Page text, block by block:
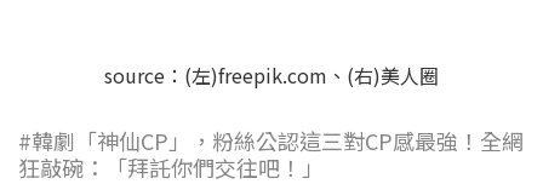
source：(左)freepik.com、(右)美人圈
#韓劇「神仙CP」，粉絲公認這三對CP感最強！全網
狂敲碗：「拜託你們交往吧！」